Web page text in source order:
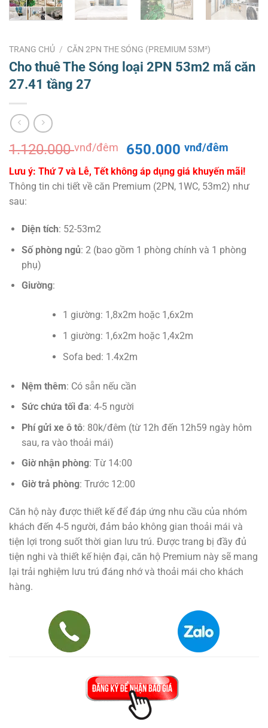
TRANG CHỦ / CĂN 2PN THE SÓNG (PREMIUM 53M²)
Cho thuê The Sóng loại 2PN 53m2 mã căn
27.41 tầng 27
1.120.000vnđ/đêm
Giá
gốc
là:
1.120.000 vnđ/
650.000vnđ/đêm
hiện
tại
là:
Lưu ý: Thứ 7 và Lễ, Tết không áp dụng giá khuyến mãi!
Thông tin chi tiết về căn Premium (2PN, 1WC, 53m2) như
sau:
Diện tích: 52-53m2
Số phòng ngủ: 2 (bao gồm 1 phòng chính và 1 phòng
phụ)
Giường:
1 giường: 1,8x2m hoặc 1,6x2m
1 giường: 1,6x2m hoặc 1,4x2m
Sofa bed: 1.4x2m
Nệm thêm: Có sẵn nếu cần
Sức chứa tối đa: 4-5 người
Phí gửi xe ô tô: 80k/đêm (từ 12h đến 12h59 ngày hôm
sau, ra vào thoải mái)
Giờ nhận phòng: Từ 14:00
Giờ trả phòng: Trước 12:00
Căn hộ này được thiết kế để đáp ứng nhu cầu của nhóm
khách đến 4-5 người, đảm bảo không gian thoải mái và
tiện lợi trong suốt thời gian lưu trú. Được trang bị đầy đủ
tiện nghi và thiết kế hiện đại, căn hộ Premium này sẽ mang
lại trải nghiệm lưu trú đáng nhớ và thoải mái cho khách
hàng.